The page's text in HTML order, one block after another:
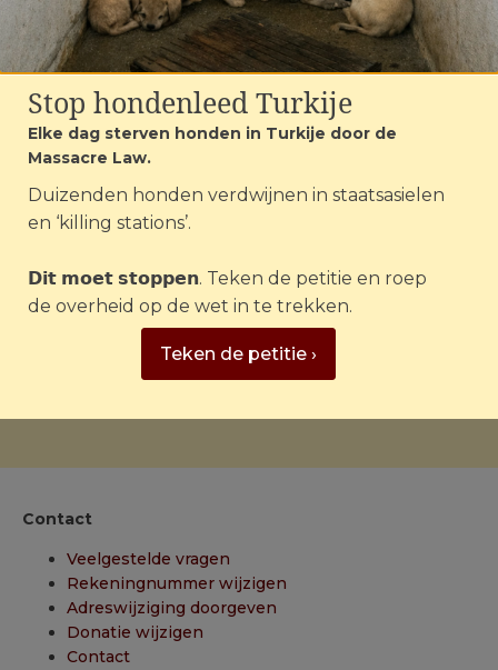
Meld je aan voor de
nieuwsbrief
Laat je e-mailadres achter en mis niets van het
laatste dierennieuws van House of Animals! 🐾
Contact
Veelgestelde vragen
Rekeningnummer wijzigen
Adreswijziging doorgeven
Donatie wijzigen
Contact
Stop hondenleed Turkije
Elke dag sterven honden in Turkije door de
Massacre Law.
Duizenden honden verdwijnen in staatsasielen
en ‘killing stations’.
𝗗𝗶𝘁 𝗺𝗼𝗲𝘁 𝘀𝘁𝗼𝗽𝗽𝗲𝗻. Teken de petitie en roep
de overheid op de wet in te trekken.
Teken de petitie ›